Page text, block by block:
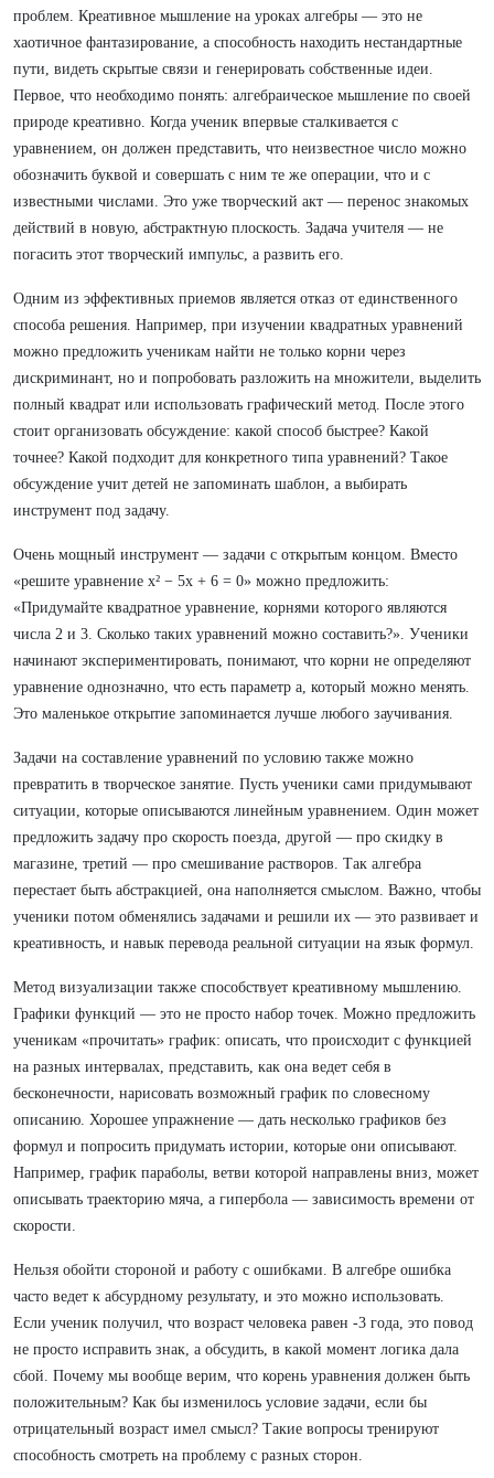
проблем. Креативное мышление на уроках алгебры — это не
хаотичное фантазирование, а способность находить нестандартные
пути, видеть скрытые связи и генерировать собственные идеи.
Первое, что необходимо понять: алгебраическое мышление по своей
природе креативно. Когда ученик впервые сталкивается с
уравнением, он должен представить, что неизвестное число можно
обозначить буквой и совершать с ним те же операции, что и с
известными числами. Это уже творческий акт — перенос знакомых
действий в новую, абстрактную плоскость. Задача учителя — не
погасить этот творческий импульс, а развить его.
Одним из эффективных приемов является отказ от единственного
способа решения. Например, при изучении квадратных уравнений
можно предложить ученикам найти не только корни через
дискриминант, но и попробовать разложить на множители, выделить
полный квадрат или использовать графический метод. После этого
стоит организовать обсуждение: какой способ быстрее? Какой
точнее? Какой подходит для конкретного типа уравнений? Такое
обсуждение учит детей не запоминать шаблон, а выбирать
инструмент под задачу.
Очень мощный инструмент — задачи с открытым концом. Вместо
«решите уравнение x² − 5x + 6 = 0» можно предложить:
«Придумайте квадратное уравнение, корнями которого являются
числа 2 и 3. Сколько таких уравнений можно составить?». Ученики
начинают экспериментировать, понимают, что корни не определяют
уравнение однозначно, что есть параметр a, который можно менять.
Это маленькое открытие запоминается лучше любого заучивания.
Задачи на составление уравнений по условию также можно
превратить в творческое занятие. Пусть ученики сами придумывают
ситуации, которые описываются линейным уравнением. Один может
предложить задачу про скорость поезда, другой — про скидку в
магазине, третий — про смешивание растворов. Так алгебра
перестает быть абстракцией, она наполняется смыслом. Важно, чтобы
ученики потом обменялись задачами и решили их — это развивает и
креативность, и навык перевода реальной ситуации на язык формул.
Метод визуализации также способствует креативному мышлению.
Графики функций — это не просто набор точек. Можно предложить
ученикам «прочитать» график: описать, что происходит с функцией
на разных интервалах, представить, как она ведет себя в
бесконечности, нарисовать возможный график по словесному
описанию. Хорошее упражнение — дать несколько графиков без
формул и попросить придумать истории, которые они описывают.
Например, график параболы, ветви которой направлены вниз, может
описывать траекторию мяча, а гипербола — зависимость времени от
скорости.
Нельзя обойти стороной и работу с ошибками. В алгебре ошибка
часто ведет к абсурдному результату, и это можно использовать.
Если ученик получил, что возраст человека равен -3 года, это повод
не просто исправить знак, а обсудить, в какой момент логика дала
сбой. Почему мы вообще верим, что корень уравнения должен быть
положительным? Как бы изменилось условие задачи, если бы
отрицательный возраст имел смысл? Такие вопросы тренируют
способность смотреть на проблему с разных сторон.